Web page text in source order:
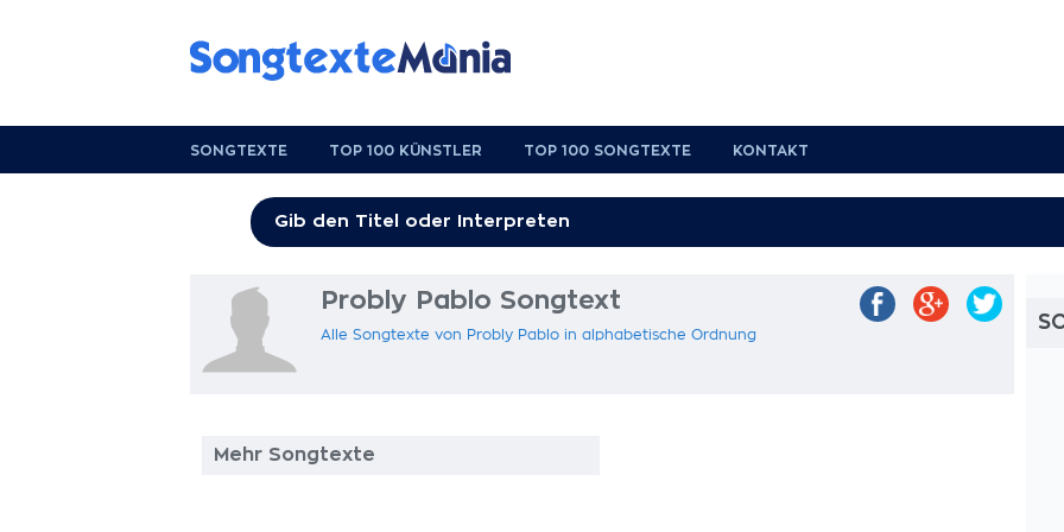
SONGTEXTE TOP 100 KÜNSTLER TOP 100 SONGTEXTE KONTAKT
Probly Pablo Songtext
Alle Songtexte von Probly Pablo in alphabetische Ordnung
Mehr Songtexte